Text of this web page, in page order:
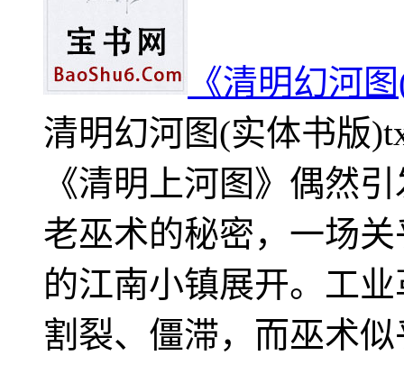
《清明幻河
清明幻河图(实体书版
《清明上河图》偶然
老巫术的秘密，一场
的江南小镇展开。工
割裂、僵滞，而巫术